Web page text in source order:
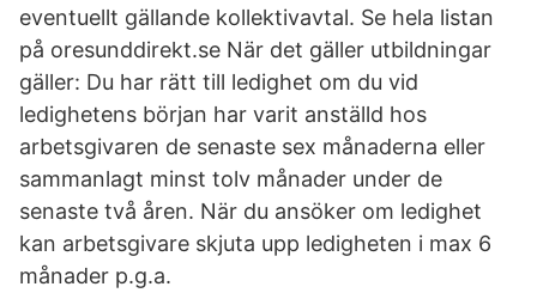
eventuellt gällande kollektivavtal. Se hela listan
på oresunddirekt.se När det gäller utbildningar
gäller: Du har rätt till ledighet om du vid
ledighetens början har varit anställd hos
arbetsgivaren de senaste sex månaderna eller
sammanlagt minst tolv månader under de
senaste två åren. När du ansöker om ledighet
kan arbetsgivare skjuta upp ledigheten i max 6
månader p.g.a.